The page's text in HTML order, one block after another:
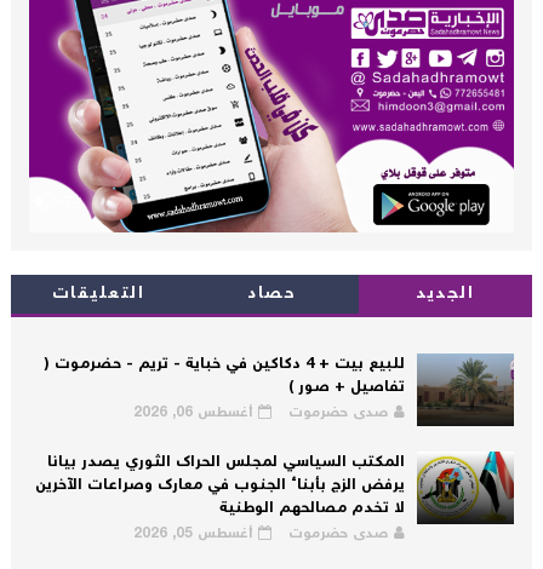
الجديد حصاد التعليقات
للبيع بيت + 4 دكاكين في خباية - تريم - حضرموت (
تفاصيل + صور )
صدى حضرموت أغسطس 06, 2026
المكتب السياسي لمجلس الحراك الثوري يصدر بيانا
يرفض الزج بأبناء الجنوب في معارك وصراعات الآخرين
لا تخدم مصالحهم الوطنية
صدى حضرموت أغسطس 05, 2026